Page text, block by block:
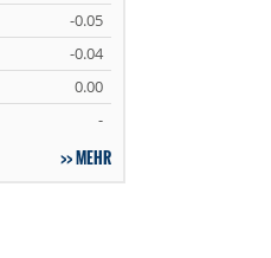
-0.05
-0.04
0.00
-
MEHR